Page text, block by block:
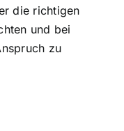
die richtigen
und bei
zu